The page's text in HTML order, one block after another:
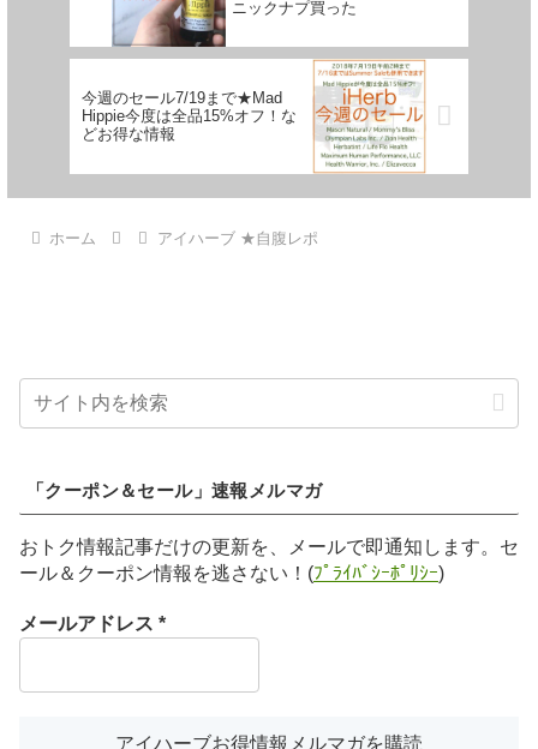
ニックナプ買った
今週のセール7/19まで★Mad
Hippie今度は全品15%オフ！な
どお得な情報
ホーム アイハーブ ★自腹レポ
「クーポン＆セール」速報メルマガ
おトク情報記事だけの更新を、メールで即通知します。セ
ール＆クーポン情報を逃さない！(ﾌﾟﾗｲﾊﾞｼｰﾎﾟﾘｼｰ)
メールアドレス *